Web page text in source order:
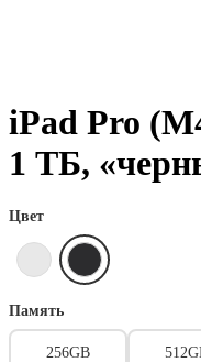
iPad Pro
1 ТБ,
Цвет
Память
256GB